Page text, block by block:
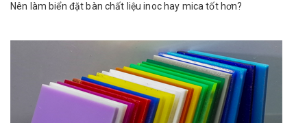
Nên làm biển đặt bàn chất liệu inoc hay mica tốt hơn?